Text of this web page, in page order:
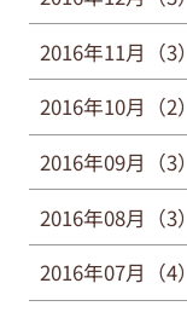
2016年11月（3）
2016年10月（2）
2016年09月（3）
2016年08月（3）
2016年07月（4）